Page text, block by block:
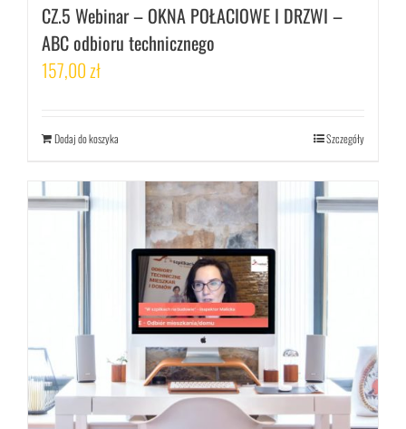
CZ.5 Webinar – OKNA POŁACIOWE I DRZWI –
ABC odbioru technicznego
157,00zł
Dodaj do koszyka Szczegóły